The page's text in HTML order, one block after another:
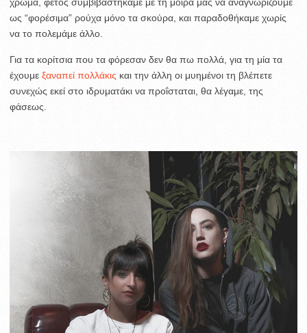
ως “φορέσιμα” ρούχα μόνο τα σκούρα, και παραδοθήκαμε χωρίς
να το πολεμάμε άλλο.
Για τα κορίτσια που τα φόρεσαν δεν θα πω πολλά, για τη μία τα
έχουμε ξαναπεί πολλάκις και την άλλη οι μυημένοι τη βλέπετε
συνεχώς εκεί στο ιδρυματάκι να προΐσταται, θα λέγαμε, της
φάσεως.